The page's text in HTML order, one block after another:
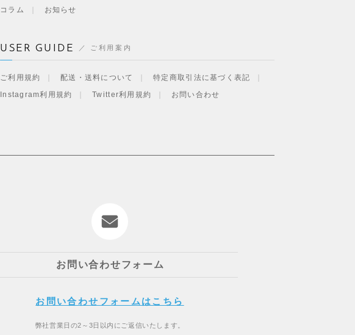
コラム お知らせ
USER GUIDE ご利用案内
ご利用規約 配送・送料について
特定商取引法に基づく表記
Instagram利用規約
Twitter利用規約 お問い合わせ
お問い合わせフォーム
お問い合わせフォームはこちら
弊社営業日の2～3日以内にご返信いたします。